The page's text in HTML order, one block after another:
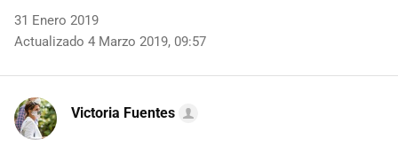
31 Enero 2019
Actualizado 4 Marzo 2019, 09:57
Victoria Fuentes